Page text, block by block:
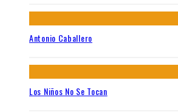
Antonio Caballero
Los Niños No Se Tocan